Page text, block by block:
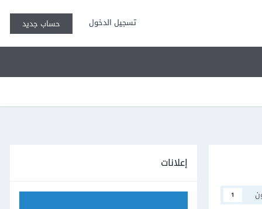
تسجيل الدخول حساب جديد
1
إعلانات